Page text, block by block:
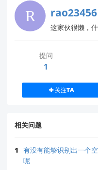
rao23456
这家伙很懒，
提问
1
关注TA
相关问题
1 有没有能够识别出一个
呢